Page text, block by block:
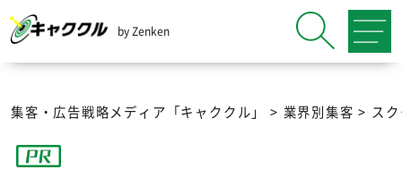
by Zenken
集客・広告戦略メディア「キャククル」 > 業界別集客 > ス